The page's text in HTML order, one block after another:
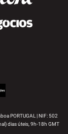
PORTUGAL | NIF: 502
dias úteis, 9h-18h GMT